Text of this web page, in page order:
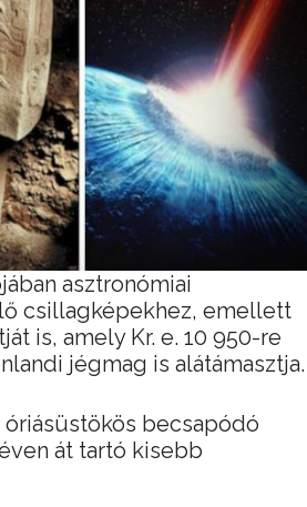
asztronómiai
csillagképekhez, emellett
is, amely Kr. e. 10 950-re
jégmag is alátámasztja.
becsapódó
át tartó kisebb